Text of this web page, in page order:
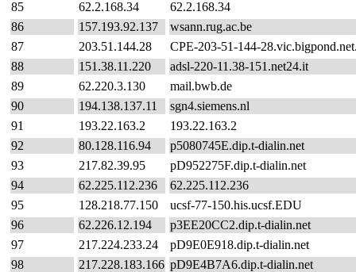
85 62.2.168.34
62.2.168.34
86
157.193.92.137
wsann.rug.ac.be
87
203.51.144.28
CPE-203-51-144-
88
151.38.11.220
adsl-220-11.38-151.net24.it
89
62.220.3.130
mail.bwb.de
90
194.138.137.11
sgn4.siemens.nl
91
193.22.163.2
193.22.163.2
92
80.128.116.94
p5080745E.dip.t-dialin.net
93
217.82.39.95
pD952275F.dip.t-dialin.net
94
62.225.112.236
62.225.112.236
95
128.218.77.150
ucsf-77-150.his.ucsf.EDU
96
62.226.12.194
p3EE20CC2.dip.t-dialin.net
97
217.224.233.24
pD9E0E918.dip.t-dialin.net
98
217.228.183.166 pD9E4B7A6.dip.t-dialin.net